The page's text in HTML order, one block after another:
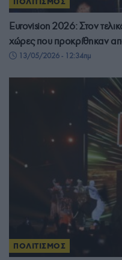
Eurovision 2026: Στον
χώρες που προκρίθηκαν
13/05/2026 - 12:34πμ
ΠΟΛΙΤΙΣΜΟΣ